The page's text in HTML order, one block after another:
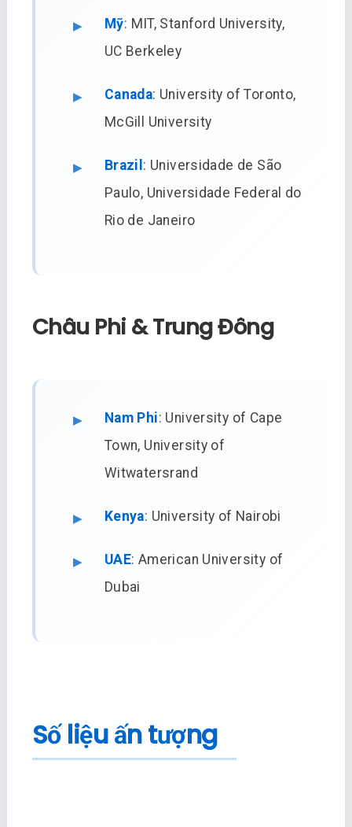
Mỹ: MIT, Stanford University,
UC Berkeley
Canada: University of Toronto,
McGill University
Brazil : Universidade de São
Paulo, Universidade Federal do
Rio de Janeiro
Châu Phi & Trung Đông
Nam Phi: University of Cape
Town, University of
Witwatersrand
Kenya: University of Nairobi
UAE: American University of
Dubai
Số liệu ấn tượng